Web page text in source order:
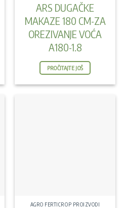
ARS DUGAČKE
MAKAZE 180 CM-ZA
OREZIVANJE VOĆA
A180-1.8
PROČITAJTE JOŠ
AGRO FERTICROP PROIZVODI